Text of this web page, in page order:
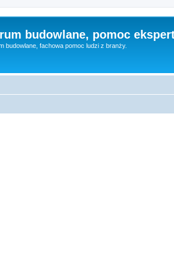
budowlane, pomoc
budowlane, fachowa pomoc ludzi z branży.